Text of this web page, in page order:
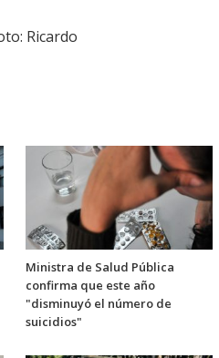
Ricardo
Ministra de Salud Pública
confirma que este año
"disminuyó el número de
suicidios"